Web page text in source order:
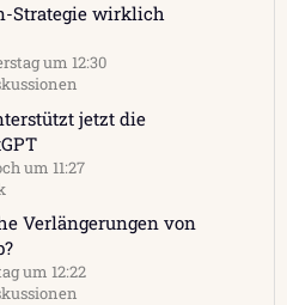
Strategie wirklich
um 12:30
jetzt die
um 11:27
Verlängerungen von
um 12:22